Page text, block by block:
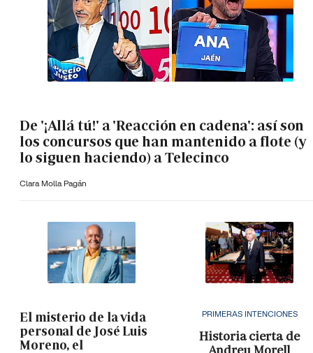
De '¡Allá tú!' a 'Reacción en cadena': así son
los concursos que han mantenido a flote (y
lo siguen haciendo) a Telecinco
Clara Molla Pagán
El misterio de la vida
personal de José Luis
Moreno, el
PRIMERAS INTENCIONES
Historia cierta de
Andreu Morell